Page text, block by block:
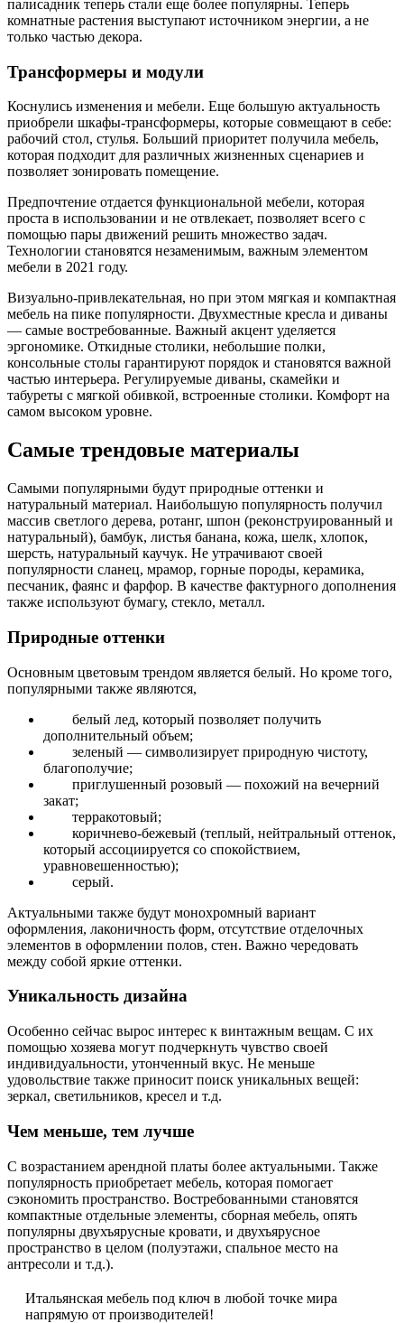
палисадник теперь стали еще более популярны. Теперь
комнатные растения выступают источником энергии, а не
только частью декора.
Трансформеры и модули
Коснулись изменения и мебели. Еще большую актуальность
приобрели шкафы-трансформеры, которые совмещают в себе:
рабочий стол, стулья. Больший приоритет получила мебель,
которая подходит для различных жизненных сценариев и
позволяет зонировать помещение.
Предпочтение отдается функциональной мебели, которая
проста в использовании и не отвлекает, позволяет всего с
помощью пары движений решить множество задач.
Технологии становятся незаменимым, важным элементом
мебели в 2021 году.
Визуально-привлекательная, но при этом мягкая и компактная
мебель на пике популярности. Двухместные кресла и диваны
— самые востребованные. Важный акцент уделяется
эргономике. Откидные столики, небольшие полки,
консольные столы гарантируют порядок и становятся важной
частью интерьера. Регулируемые диваны, скамейки и
табуреты с мягкой обивкой, встроенные столики. Комфорт на
самом высоком уровне.
Самые трендовые материалы
Самыми популярными будут природные оттенки и
натуральный материал. Наибольшую популярность получил
массив светлого дерева, ротанг, шпон (реконструированный и
натуральный), бамбук, листья банана, кожа, шелк, хлопок,
шерсть, натуральный каучук. Не утрачивают своей
популярности сланец, мрамор, горные породы, керамика,
песчаник, фаянс и фарфор. В качестве фактурного дополнения
также используют бумагу, стекло, металл.
Природные оттенки
Основным цветовым трендом является белый. Но кроме того,
популярными также являются,
белый лед, который позволяет получить
дополнительный объем;
зеленый — символизирует природную чистоту,
благополучие;
приглушенный розовый — похожий на вечерний
закат;
терракотовый;
коричнево-бежевый (теплый, нейтральный оттенок,
который ассоциируется со спокойствием,
уравновешенностью);
серый.
Актуальными также будут монохромный вариант
оформления, лаконичность форм, отсутствие отделочных
элементов в оформлении полов, стен. Важно чередовать
между собой яркие оттенки.
Уникальность дизайна
Особенно сейчас вырос интерес к винтажным вещам. С их
помощью хозяева могут подчеркнуть чувство своей
индивидуальности, утонченный вкус. Не меньше
удовольствие также приносит поиск уникальных вещей:
зеркал, светильников, кресел и т.д.
Чем меньше, тем лучше
С возрастанием арендной платы более актуальными. Также
популярность приобретает мебель, которая помогает
сэкономить пространство. Востребованными становятся
компактные отдельные элементы, сборная мебель, опять
популярны двухъярусные кровати, и двухъярусное
пространство в целом (полуэтажи, спальное место на
антресоли и т.д.).
Итальянская мебель под ключ в любой точке мира
напрямую от производителей!